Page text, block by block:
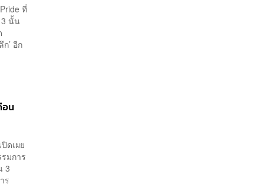
ที่
3 นั้น
’ อีก
อน
ดเผย
มการ
3
ร